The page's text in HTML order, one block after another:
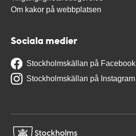
Om kakor på webbplatsen
Sociala medier
Stockholmskällan på Facebook
Stockholmskällan på Instagram